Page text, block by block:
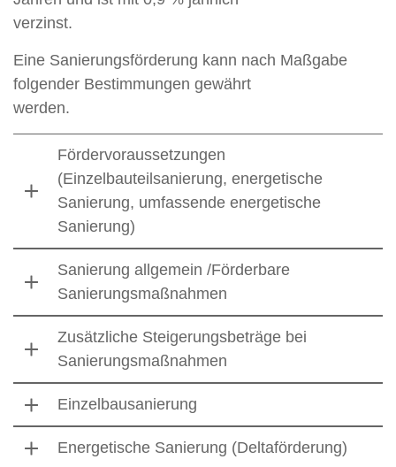
verzinst.
Eine Sanierungsförderung kann nach Maßgabe
folgender Bestimmungen gewährt
werden.
Fördervoraussetzungen
(Einzelbauteilsanierung, energetische
Sanierung, umfassende energetische
Sanierung)
Sanierung allgemein /Förderbare
Sanierungsmaßnahmen
Zusätzliche Steigerungsbeträge bei
Sanierungsmaßnahmen
Einzelbausanierung
Energetische Sanierung (Deltaförderung)